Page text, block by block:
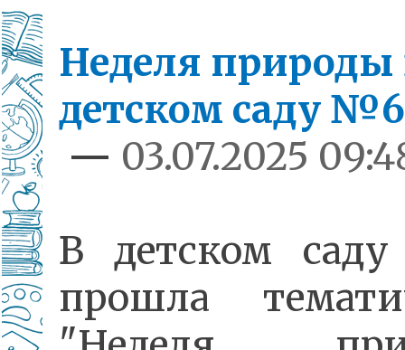
Неделя природы
детском саду
— 03.07.2025
В детском
прошла